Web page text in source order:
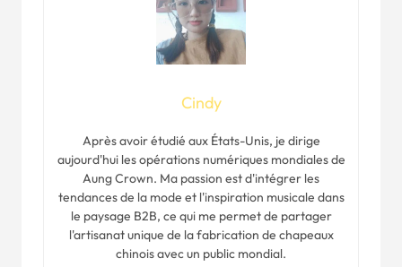
Cindy
Après avoir étudié aux États-Unis, je dirige
aujourd'hui les opérations numériques mondiales de
Aung Crown. Ma passion est d'intégrer les
tendances de la mode et l'inspiration musicale dans
le paysage B2B, ce qui me permet de partager
l'artisanat unique de la fabrication de chapeaux
chinois avec un public mondial.